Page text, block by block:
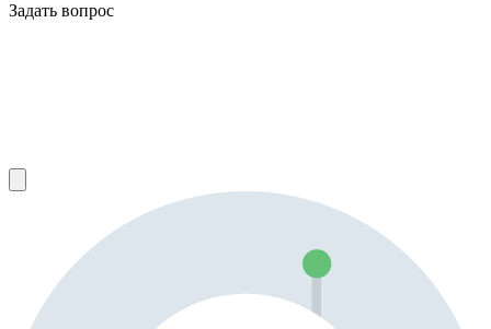
Задать вопрос